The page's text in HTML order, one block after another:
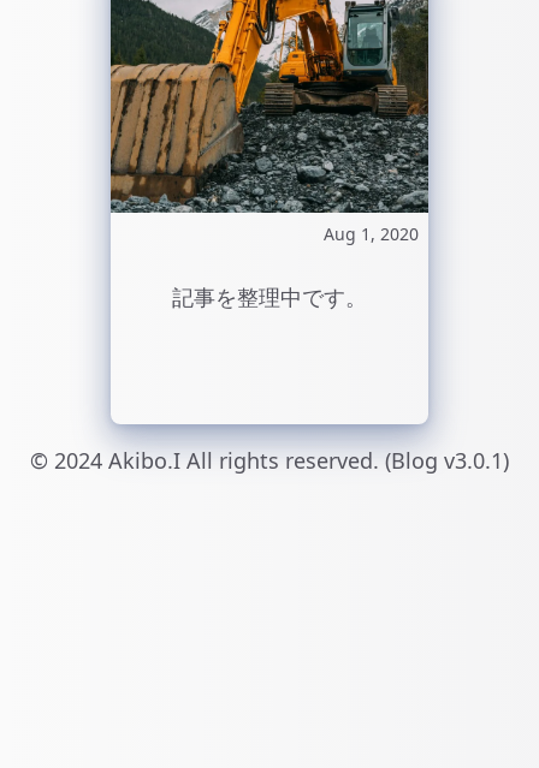
Aug 1, 2020
記事を整理中です。
© 2024 Akibo.I All rights reserved. (Blog v3.0.1)